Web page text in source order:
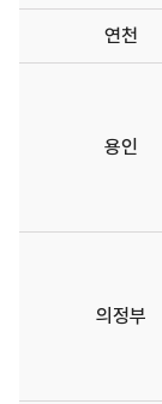
연천
용인
의정부